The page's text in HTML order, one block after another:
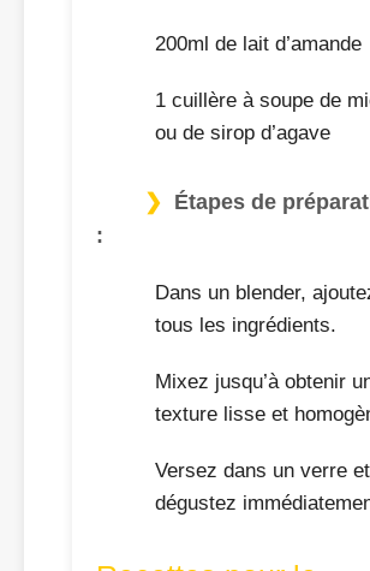
200ml de lait d’amande
1 cuillère à soupe de
ou de sirop d’agave
Étapes de
:
Dans un blender,
tous les ingrédients.
Mixez jusqu’à obtenir
texture lisse et
Versez dans un verre et
dégustez